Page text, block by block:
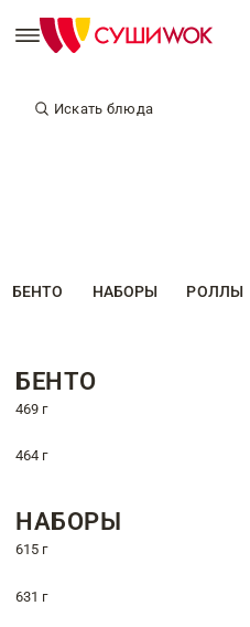
Искать блюда
БЕНТО НАБОРЫ РОЛЛЫ
БЕНТО
469 г
464 г
НАБОРЫ
615 г
631 г